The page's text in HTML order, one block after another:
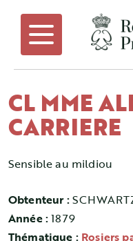
CL MME
CARRIERE
Sensible au mildiou
Obtenteur :
Année :1879
Thématique : Rosiers